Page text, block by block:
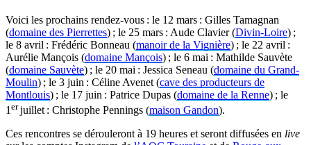
Voici les prochains rendez-vous : le 12 mars : Gilles Tamagnan
(domaine des Pierrettes) ; le 25 mars : Aude Clavier (Divin-Loire) ;
le 8 avril : Frédéric Bonneau (manoir de la Vignière) ; le 22 avril :
Aurélie Mançois (domaine Mançois) ; le 6 mai : Mathilde Sauvète
(domaine Sauvète) ; le 20 mai : Jessica Seneau (domaine du Grand-
Moulin) ; le 3 juin : Céline Avenet (cave des producteurs de
Montlouis) ; le 17 juin : Patrice Dupas (domaine de la Renne) ; le
1 erjuillet : Christophe Pennings (maison Gandon).
Ces rencontres se dérouleront à 19 heures et seront diffusées en live